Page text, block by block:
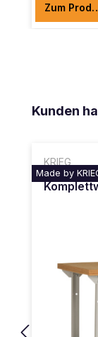
Zum
Kunden
KRIEG
Made by